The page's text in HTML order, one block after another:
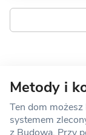
Metody i
Ten dom
systemem